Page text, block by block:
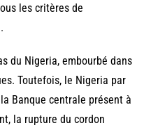
les critères de
du Nigeria, embourbé dans
Toutefois, le Nigeria par
Banque centrale présent à
la rupture du cordon